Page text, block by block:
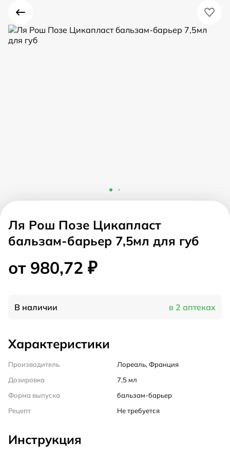
Ля Рош Позе Цикапласт
бальзам-барьер 7,5мл для губ
от 980,72 ₽
В наличии в 2 аптеках
Характеристики
Производитель
Лореаль, Франция
Дозировка
7,5 мл
Форма выпуска
бальзам-барьер
Рецепт
Не требуется
Инструкция